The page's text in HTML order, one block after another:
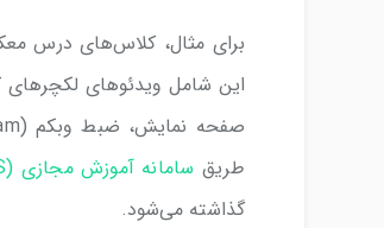
برای مثال، کلاس‌های درس
این شامل ویدئوهای لکچرهای
طریق سامانه آموزش مجازی (LMS)
گذاشته می‌شود.